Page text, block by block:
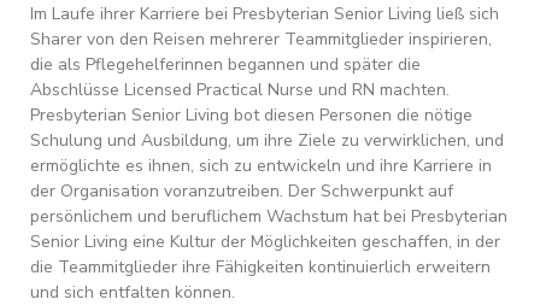
Im Laufe ihrer Karriere bei Presbyterian Senior Living ließ sich
Sharer von den Reisen mehrerer Teammitglieder inspirieren,
die als Pflegehelferinnen begannen und später die
Abschlüsse Licensed Practical Nurse und RN machten.
Presbyterian Senior Living bot diesen Personen die nötige
Schulung und Ausbildung, um ihre Ziele zu verwirklichen, und
ermöglichte es ihnen, sich zu entwickeln und ihre Karriere in
der Organisation voranzutreiben. Der Schwerpunkt auf
persönlichem und beruflichem Wachstum hat bei Presbyterian
Senior Living eine Kultur der Möglichkeiten geschaffen, in der
die Teammitglieder ihre Fähigkeiten kontinuierlich erweitern
und sich entfalten können.